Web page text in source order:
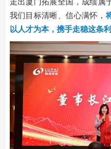
走出厦门拓展全国，成绩属
我们目标清晰、信心满怀，
以人才为本，携手走稳这条